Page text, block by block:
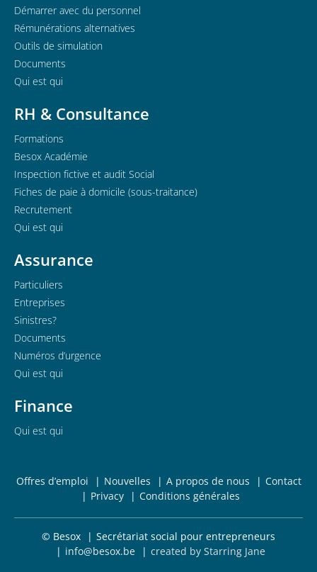
Démarrer avec du personnel
Rémunérations alternatives
Outils de simulation
Documents
Qui est qui
RH & Consultance
Formations
Besox Académie
Inspection fictive et audit Social
Fiches de paie à domicile (sous-traitance)
Recrutement
Qui est qui
Assurance
Particuliers
Entreprises
Sinistres?
Documents
Numéros d’urgence
Qui est qui
Finance
Qui est qui
Offres d’emploi Nouvelles A propos de nous
Contact
Privacy
Conditions générales
© Besox
Secrétariat social pour entrepreneurs
info@besox.be
created by Starring Jane